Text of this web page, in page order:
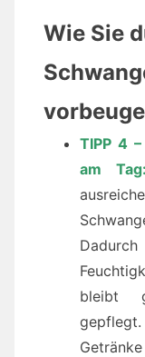
Wie Sie
TIPP 4
am Tag:
bleibt